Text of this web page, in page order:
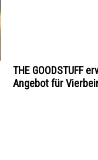
THE GOODSTUFF
Angebot für